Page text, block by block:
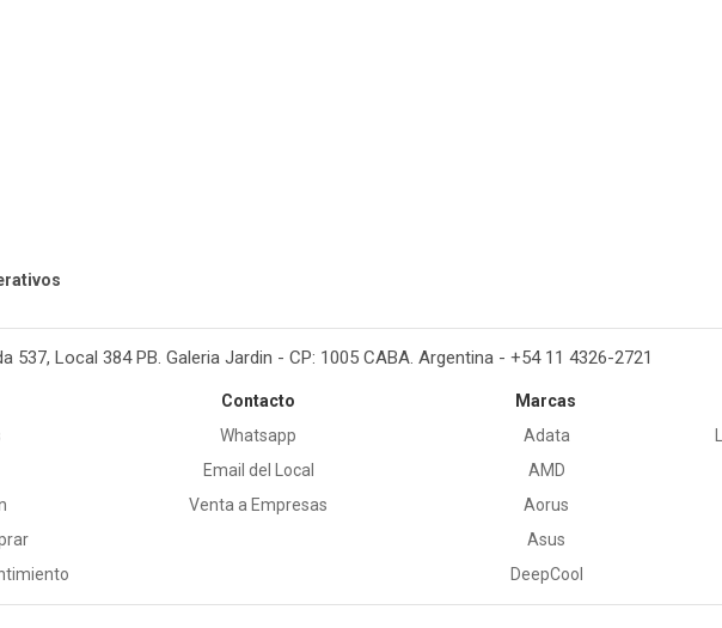
537, Local 384 PB. Galeria Jardin - CP: 1005 CABA. Argentina - +54 11 4326-2721
Contacto
Whatsapp
Email del Local
Venta a Empresas
Marcas
Adata
AMD
Aorus
Asus
DeepCool